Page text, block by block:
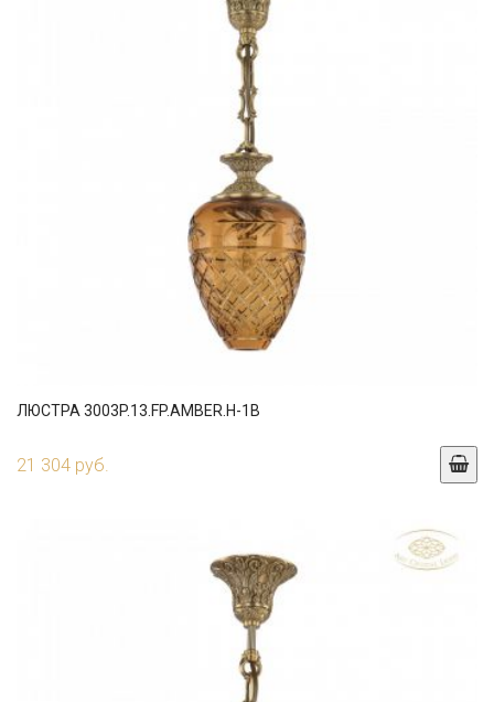
ЛЮСТРА 3003P.13.FP.AMBER.H-1B
21 304 руб.